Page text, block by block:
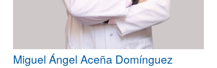
Miguel Ángel Aceña Domínguez